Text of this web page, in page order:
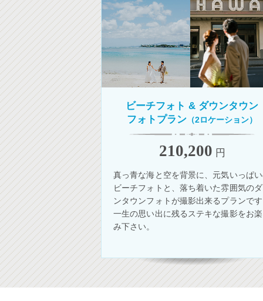
ビーチフォト & ダウンタウン
フォトプラン （2ロケーション）
210,200 円
真っ青な海と空を背景に、元気いっぱ
ビーチフォトと、落ち着いた雰囲気の
ンタウンフォトが撮影出来るプランで
一生の思い出に残るステキな撮影をお
み下さい。